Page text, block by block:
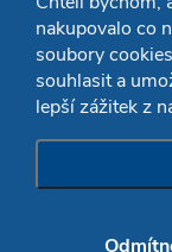
nakupovalo co
soubory
souhlasit a
lepší zážitek z